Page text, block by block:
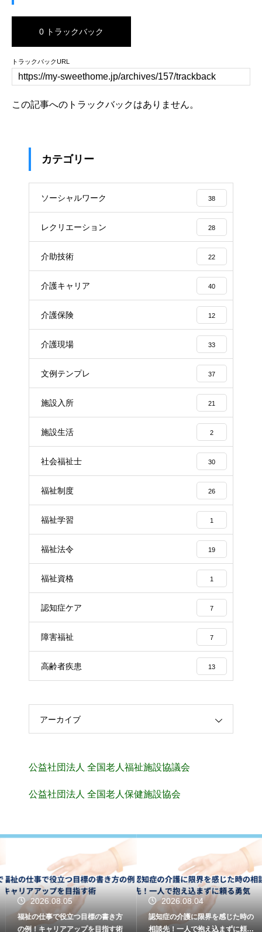
0 トラックバック
トラックバックURL
この記事へのトラックバックはありません。
カテゴリー
ソーシャルワーク 38
レクリエーション 28
介助技術 22
介護キャリア 40
介護保険 12
介護現場 33
文例テンプレ 37
施設入所 21
施設生活 2
社会福祉士 30
福祉制度 26
福祉学習 1
福祉法令 19
福祉資格 1
認知症ケア 7
障害福祉 7
高齢者疾患 13
アーカイブ
公益社団法人 全国老人福祉施設協議会
公益社団法人 全国老人保健施設協会
2026.08.05
福祉の仕事で役立つ目標の書き方
の例！キャリアアップを目指す術
2026.08.04
認知症の介護に限界を感じた時の
相談先！一人で抱え込まずに頼る